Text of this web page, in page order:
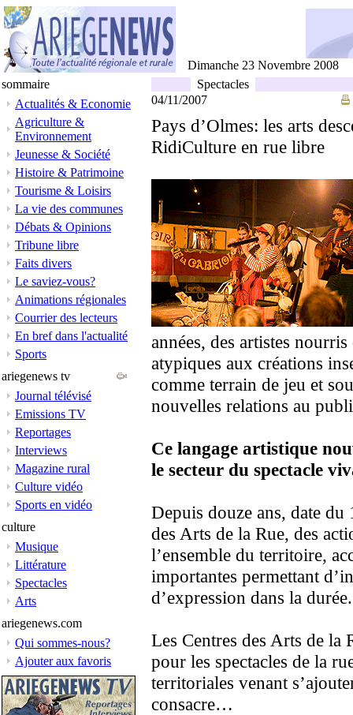
Dimanche 23 Novembre 2008
sommaire
Actualités & Economie
Agriculture &
Environnement
Jeunesse & Société
Histoire & Patrimoine
Tourisme & Loisirs
La vie des communes
Débats & Opinions
Tribune libre
Faits divers
Le saviez-vous?
Animations régionales
Courrier des lecteurs
En bref dans l'actualité
Sports
ariegenews tv
Journal télévisé
Emissions TV
Reportages
Interviews
Magazine rural
Culture vidéo
Sports en vidéo
culture
Musique
Littérature
Spectacles
Arts
ariegenews.com
Qui sommes-nous?
Ajouter aux favoris
Spectacles
04/11/2007
Pays d’Olmes: les arts
RidiCulture en rue libre
années, des artistes
atypiques aux créations
comme terrain de jeu et
nouvelles relations au
Ce langage artistique
le secteur du spectacle
Depuis douze ans, date
des Arts de la Rue, des
l’ensemble du territoire,
importantes permettant
d’expression dans la durée.
Les Centres des Arts de
pour les spectacles de la
territoriales venant
consacre…